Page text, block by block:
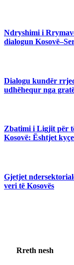
Ndryshimi i
dialogun
Dialogu kundër
udhëhequr nga
Zbatimi i Ligjit për
Kosovë: Ështjet
Gjetjet
veri të Kosovës
Rreth nesh